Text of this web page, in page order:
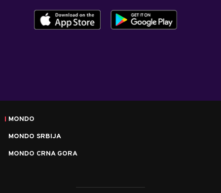
MONDO
MONDO SRBIJA
MONDO CRNA GORA